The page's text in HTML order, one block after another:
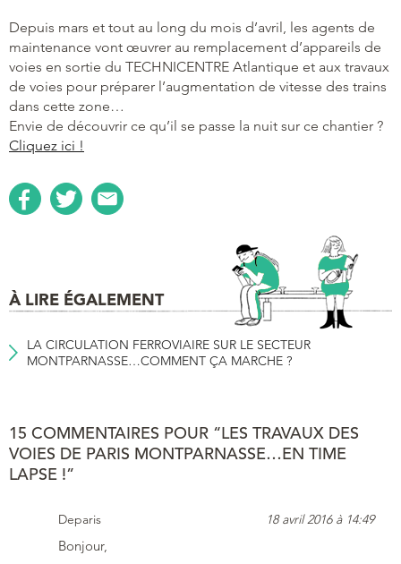
Depuis mars et tout au long du mois d’avril, les agents de
maintenance vont œuvrer au remplacement d’appareils de
voies en sortie du TECHNICENTRE Atlantique et aux travaux
de voies pour préparer l’augmentation de vitesse des trains
dans cette zone…
Envie de découvrir ce qu’il se passe la nuit sur ce chantier ?
Cliquez ici !
À LIRE ÉGALEMENT
LA CIRCULATION FERROVIAIRE SUR LE SECTEUR
MONTPARNASSE…COMMENT ÇA MARCHE ?
15 COMMENTAIRES POUR “LES TRAVAUX DES
VOIES DE PARIS MONTPARNASSE…EN TIME
LAPSE !”
Deparis 18 avril 2016 à 14:49
Bonjour,